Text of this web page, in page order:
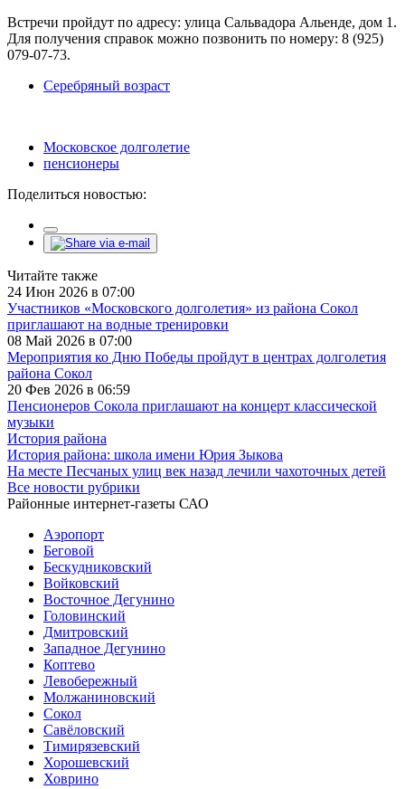
Встречи пройдут по адресу: улица Сальвадора Альенде, дом 1.
Для получения справок можно позвонить по номеру: 8 (925)
079-07-73.
Серебряный возраст
Московское долголетие
пенсионеры
Поделиться новостью:
Читайте также
24 Июн 2026 в 07:00
Участников «Московского долголетия» из района Сокол
приглашают на водные тренировки
08 Май 2026 в 07:00
Мероприятия ко Дню Победы пройдут в центрах долголетия
района Сокол
20 Фев 2026 в 06:59
Пенсионеров Сокола приглашают на концерт классической
музыки
История района
История района: школа имени Юрия Зыкова
На месте Песчаных улиц век назад лечили чахоточных детей
Все новости рубрики
Районные интернет-газеты САО
Аэропорт
Беговой
Бескудниковский
Войковский
Восточное Дегунино
Головинский
Дмитровский
Западное Дегунино
Коптево
Левобережный
Молжаниновский
Сокол
Савёловский
Тимирязевский
Хорошевский
Ховрино